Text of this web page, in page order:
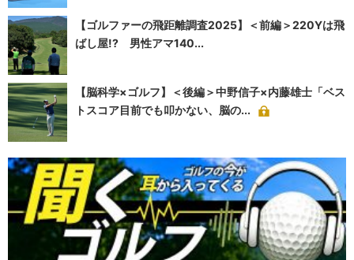
【ゴルファーの飛距離調査2025】＜前編＞220Yは飛
ばし屋!? 男性アマ140...
【脳科学×ゴルフ】＜後編＞中野信子×内藤雄士「ベス
トスコア目前でも叩かない、脳の...